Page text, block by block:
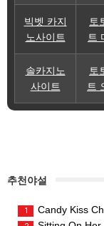
빅벳 카지
노사이트
토
트
솔카지노
사이트
토
트
추천야설
1 Candy Kiss